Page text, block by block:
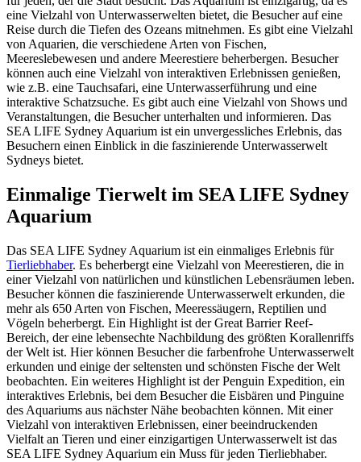
eine Vielzahl von Unterwasserwelten bietet, die Besucher auf eine
Reise durch die Tiefen des Ozeans mitnehmen. Es gibt eine Vielzahl
von Aquarien, die verschiedene Arten von Fischen,
Meereslebewesen und andere Meerestiere beherbergen. Besucher
können auch eine Vielzahl von interaktiven Erlebnissen genießen,
wie z.B. eine Tauchsafari, eine Unterwasserführung und eine
interaktive Schatzsuche. Es gibt auch eine Vielzahl von Shows und
Veranstaltungen, die Besucher unterhalten und informieren. Das
SEA LIFE Sydney Aquarium ist ein unvergessliches Erlebnis, das
Besuchern einen Einblick in die faszinierende Unterwasserwelt
Sydneys bietet.
Einmalige Tierwelt im SEA LIFE Sydney
Aquarium
Das SEA LIFE Sydney Aquarium ist ein einmaliges Erlebnis für
Tierliebhaber. Es beherbergt eine Vielzahl von Meerestieren, die in
einer Vielzahl von natürlichen und künstlichen Lebensräumen leben.
Besucher können die faszinierende Unterwasserwelt erkunden, die
mehr als 650 Arten von Fischen, Meeressäugern, Reptilien und
Vögeln beherbergt. Ein Highlight ist der Great Barrier Reef-
Bereich, der eine lebensechte Nachbildung des größten Korallenriffs
der Welt ist. Hier können Besucher die farbenfrohe Unterwasserwelt
erkunden und einige der seltensten und schönsten Fische der Welt
beobachten. Ein weiteres Highlight ist der Penguin Expedition, ein
interaktives Erlebnis, bei dem Besucher die Eisbären und Pinguine
des Aquariums aus nächster Nähe beobachten können. Mit einer
Vielzahl von interaktiven Erlebnissen, einer beeindruckenden
Vielfalt an Tieren und einer einzigartigen Unterwasserwelt ist das
SEA LIFE Sydney Aquarium ein Muss für jeden Tierliebhaber.